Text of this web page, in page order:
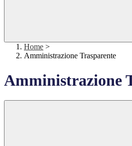
Home >
Amministrazione Trasparente
Amministrazione